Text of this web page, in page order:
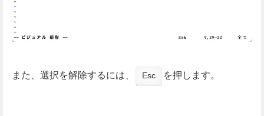
また、選択を解除するには、 Esc を押します。